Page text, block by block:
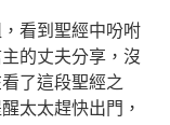
看到聖經中吩咐
的丈夫分享，沒
了這段聖經之
太太趕快出門，